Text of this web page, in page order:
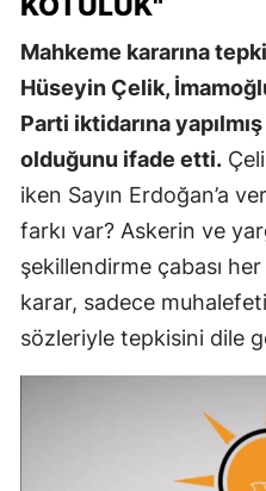
Mahkeme kararına
Hüseyin Çelik,
Parti iktidarına
olduğunu ifade etti.
iken Sayın Erdoğan’a
farkı var? Askerin ve
şekillendirme çabası
karar, sadece
sözleriyle tepkisini dile